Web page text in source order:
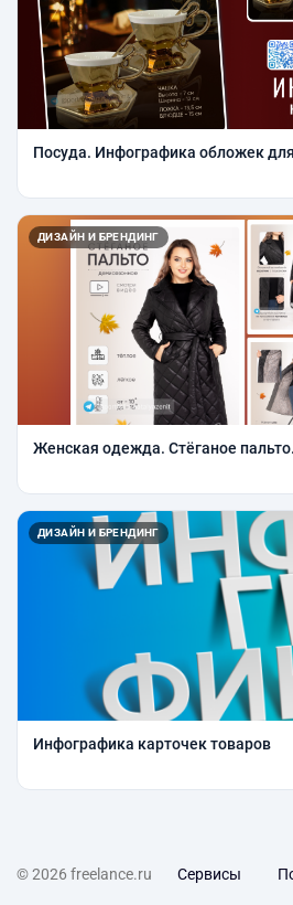
Посуда. Инфографика обложек
ДИЗАЙН И БРЕНДИНГ
Женская одежда. Стёганое
ДИЗАЙН И БРЕНДИНГ
Инфографика карточек товаров
© 2026 freelance.ru Сервисы